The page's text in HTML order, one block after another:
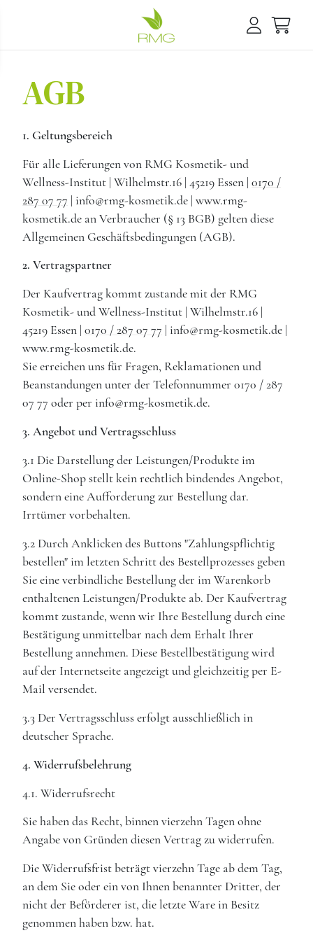
AGB
1. Geltungsbereich
Für alle Lieferungen von RMG Kosmetik- und
Wellness-Institut | Wilhelmstr.16 | 45219 Essen |0170 /
287 07 77 | info@rmg-kosmetik.de | www.rmg-
kosmetik.de an Verbraucher (§ 13 BGB) gelten diese
Allgemeinen Geschäftsbedingungen (AGB).
2. Vertragspartner
Der Kaufvertrag kommt zustande mit der RMG
Kosmetik- und Wellness-Institut | Wilhelmstr.16 |
45219 Essen |0170 / 287 07 77 | info@rmg-kosmetik.de |
www.rmg-kosmetik.de.
Sie erreichen uns für Fragen, Reklamationen und
Beanstandungen unter der Telefonnummer 0170 / 287
07 77 oder per info@rmg-kosmetik.de.
3. Angebot und Vertragsschluss
3.1 Die Darstellung der Leistungen/Produkte im
Online-Shop stellt kein rechtlich bindendes Angebot,
sondern eine Aufforderung zur Bestellung dar.
Irrtümer vorbehalten.
3.2 Durch Anklicken des Buttons "Zahlungspflichtig
bestellen" im letzten Schritt des Bestellprozesses geben
Sie eine verbindliche Bestellung der im Warenkorb
enthaltenen Leistungen/Produkte ab. Der Kaufvertrag
kommt zustande, wenn wir Ihre Bestellung durch eine
Bestätigung unmittelbar nach dem Erhalt Ihrer
Bestellung annehmen. Diese Bestellbestätigung wird
auf der Internetseite angezeigt und gleichzeitig per E-
Mail versendet.
3.3 Der Vertragsschluss erfolgt ausschließlich in
deutscher Sprache.
4. Widerrufsbelehrung
4.1. Widerrufsrecht
Sie haben das Recht, binnen vierzehn Tagen ohne
Angabe von Gründen diesen Vertrag zu widerrufen.
Die Widerrufsfrist beträgt vierzehn Tage ab dem Tag,
an dem Sie oder ein von Ihnen benannter Dritter, der
nicht der Beförderer ist, die letzte Ware in Besitz
genommen haben bzw. hat.